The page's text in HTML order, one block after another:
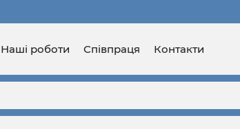
Наші роботи Співпраця Контакти